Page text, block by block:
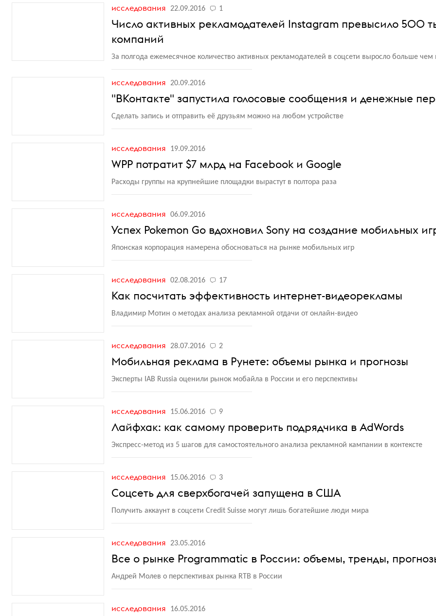
исследования 22.09.2016 1
Число активных рекламодателей Instagram превысило 500
компаний
За полгода ежемесячное количество активных рекламодателей в соцсети выросло больше чем
исследования 20.09.2016
"ВКонтакте" запустила голосовые сообщения и денежные
Сделать запись и отправить её друзьям можно на любом устройстве
исследования 19.09.2016
WPP потратит $7 млрд на Facebook и Google
Расходы группы на крупнейшие площадки вырастут в полтора раза
исследования 06.09.2016
Успех Pokemon Go вдохновил Sony на создание мобильных
Японская корпорация намерена обосноваться на рынке мобильных игр
исследования 02.08.2016 17
Как посчитать эффективность интернет-видеорекламы
Владимир Мотин о методах анализа рекламной отдачи от онлайн-видео
исследования 28.07.2016 2
Мобильная реклама в Рунете: объемы рынка и прогнозы
Эксперты IAB Russia оценили рынок мобайла в России и его перспективы
исследования 15.06.2016 9
Лайфхак: как самому проверить подрядчика в AdWords
Экспресс-метод из 5 шагов для самостоятельного анализа рекламной кампании в контексте
исследования 15.06.2016 3
Соцсеть для сверхбогачей запущена в США
Получить аккаунт в соцсети Credit Suisse могут лишь богатейшие люди мира
исследования 23.05.2016
Все о рынке Programmatic в России: объемы, тренды,
Андрей Молев о перспективах рынка RTB в России
исследования 16.05.2016